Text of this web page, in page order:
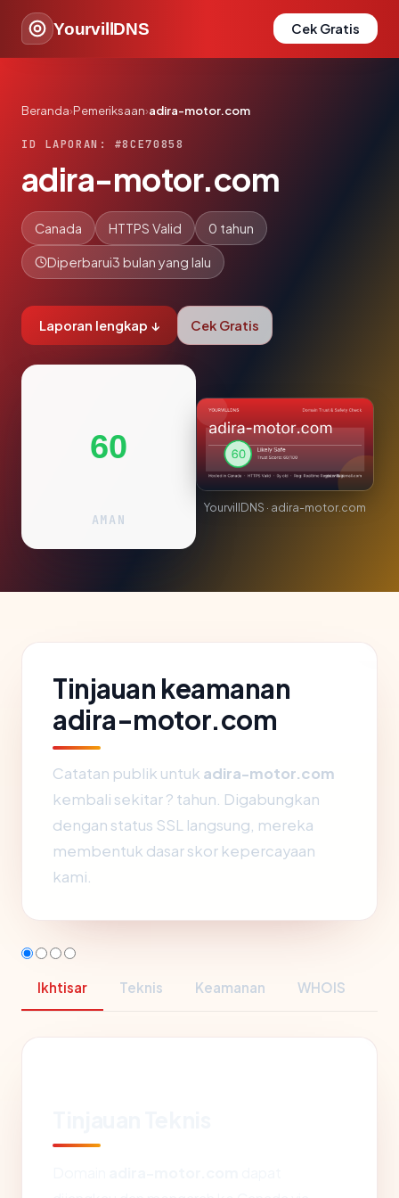
YourvillDNS Cek Gratis
Beranda›Pemeriksaan›adira-motor.com
ID LAPORAN: #8CE70858
adira-motor.com
Canada HTTPS Valid 0 tahun
Diperbarui3 bulan yang lalu
Laporan lengkap ↓ Cek Gratis
60
AMAN
YourvillDNS · adira-motor.com
Tinjauan keamanan
adira-motor.com
Catatan publik untuk adira-motor.com
kembali sekitar ? tahun. Digabungkan
dengan status SSL langsung, mereka
membentuk dasar skor kepercayaan
kami.
Ikhtisar Teknis Keamanan WHOIS